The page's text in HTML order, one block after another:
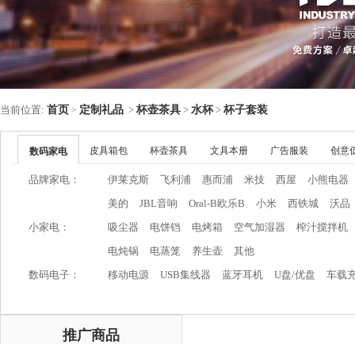
当前位置: 首页 > 定制礼品 > 杯壶茶具 > 水杯> 杯子套装
数码家电 皮具箱包 杯壶茶具 文具本册 广告服装 创意
品牌家电： 伊莱克斯 飞利浦 惠而浦 米技 西屋
小熊电器
美的
JBL音响 Oral-B欧乐B 小米 西铁城
沃品
小家电：
吸尘器 电饼铛 电烤箱 空气加湿器
榨汁搅拌机
电炖锅
电蒸笼 养生壶
其他
数码电子：
移动电源 USB集线器 蓝牙耳机 U盘/优盘 车载
推广商品